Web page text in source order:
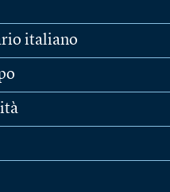
italiano